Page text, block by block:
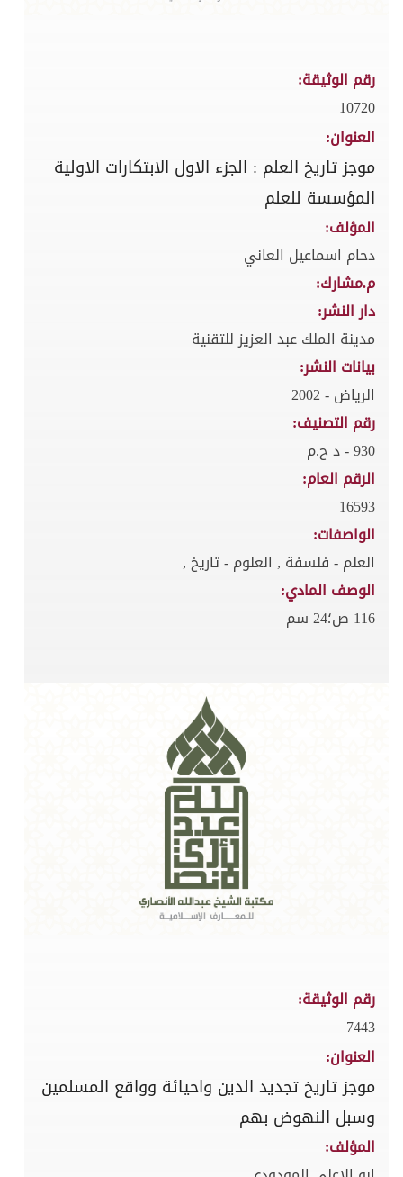
رقم الوثيقة:
10720
العنوان:
موجز تاريخ العلم : الجزء الاول الابتكارات الاولية
المؤسسة للعلم
المؤلف:
دحام اسماعيل العاني
م.مشارك:
دار النشر:
مدينة الملك عبد العزيز للتقنية
بيانات النشر:
الرياض - 2002
رقم التصنيف:
930 - د ح.م
الرقم العام:
16593
الواصفات:
العلم - فلسفة , العلوم - تاريخ ,
الوصف المادي:
116 ص؛24 سم
رقم الوثيقة:
7443
العنوان:
موجز تاريخ تجديد الدين واحيائة وواقع المسلمين
وسبل النهوض بهم
المؤلف: